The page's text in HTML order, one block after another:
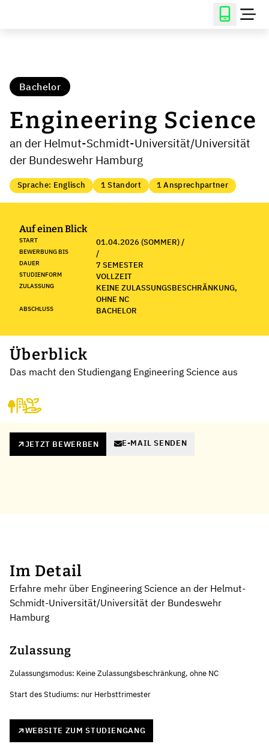
Bachelor
Engineering Science
an der Helmut-Schmidt-Universität/Universität
der Bundeswehr Hamburg
Sprache: Englisch 1 Standort 1 Ansprechpartner
Auf einen Blick
START 01.04.2026 (SOMMER) /
BEWERBUNG BIS /
DAUER 7 SEMESTER
STUDIENFORM VOLLZEIT
ZULASSUNG
KEINE ZULASSUNGSBESCHRÄNKUNG,
OHNE NC
ABSCHLUSS BACHELOR
Überblick
Das macht den Studiengang Engineering Science aus
JETZT BEWERBEN E-MAIL SENDEN
Im Detail
Erfahre mehr über Engineering Science an der Helmut-
Schmidt-Universität/Universität der Bundeswehr
Hamburg
Zulassung
Zulassungsmodus: Keine Zulassungsbeschränkung, ohne NC
Start des Studiums: nur Herbsttrimester
WEBSITE ZUM STUDIENGANG